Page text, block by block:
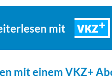
mit VKZ
mit einem VKZ+